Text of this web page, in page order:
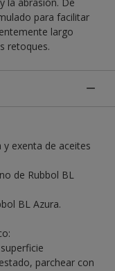
para facilitar
largo
retoques.
y exenta de aceites
de Rubbol BL
BL Azura.
parchear con